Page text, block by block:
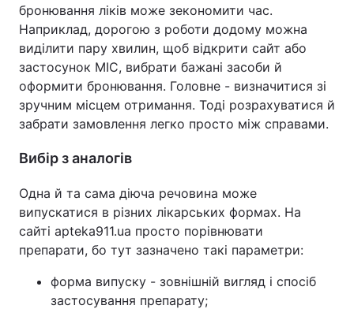
бронювання ліків може зекономити час.
Наприклад, дорогою з роботи додому можна
виділити пару хвилин, щоб відкрити сайт або
застосунок МІС, вибрати бажані засоби й
оформити бронювання. Головне - визначитися зі
зручним місцем отримання. Тоді розрахуватися й
забрати замовлення легко просто між справами.
Вибір з аналогів
Одна й та сама діюча речовина може
випускатися в різних лікарських формах. На
сайті apteka911.ua просто порівнювати
препарати, бо тут зазначено такі параметри:
форма випуску - зовнішній вигляд і спосіб
застосування препарату;